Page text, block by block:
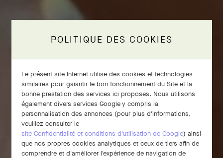
POLITIQUE DES COOKIES
Le présent site Internet utilise des cookies et technologies
similaires pour garantir le bon fonctionnement du Site et la
bonne prestation des services ici proposes. Nous utilisons
également divers services Google y compris la
personnalisation des annonces (pour plus d'informations,
veuillez consulter le
site Confidentialité et conditions d'utilisation de Google) ainsi
que nos propres cookies analytiques et ceux de tiers afin de
comprendre et d'améliorer l'expérience de navigation de